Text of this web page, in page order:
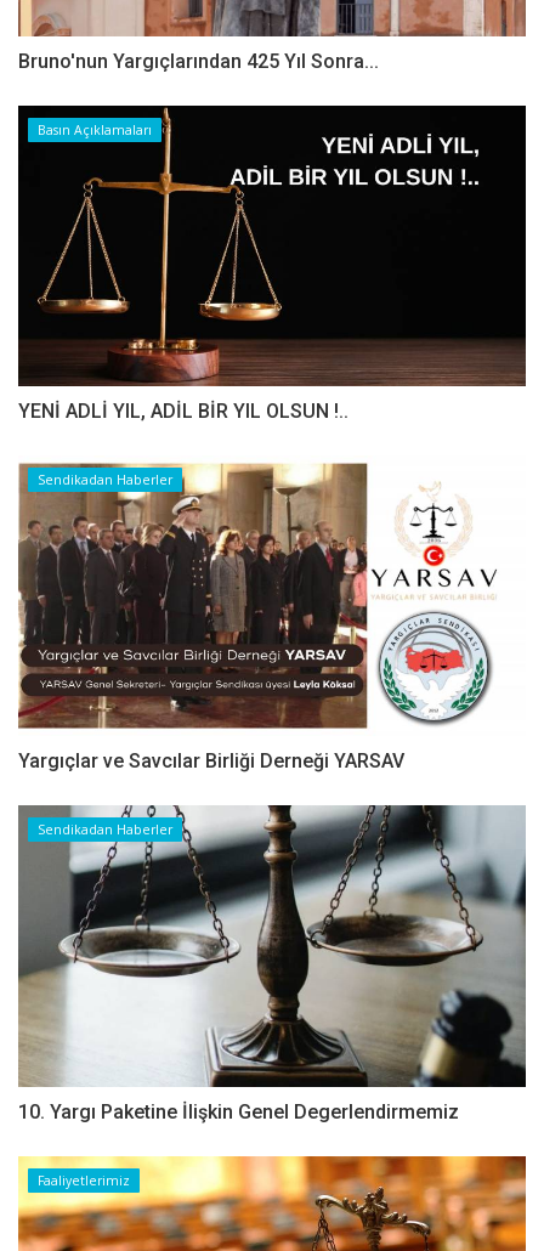
Bruno'nun Yargıçlarından 425 Yıl Sonra...
Basın Açıklamaları
YENİ ADLİ YIL, ADİL BİR YIL OLSUN !..
Sendikadan Haberler
Yargıçlar ve Savcılar Birliği Derneği YARSAV
Sendikadan Haberler
10. Yargı Paketine İlişkin Genel Degerlendirmemiz
Faaliyetlerimiz